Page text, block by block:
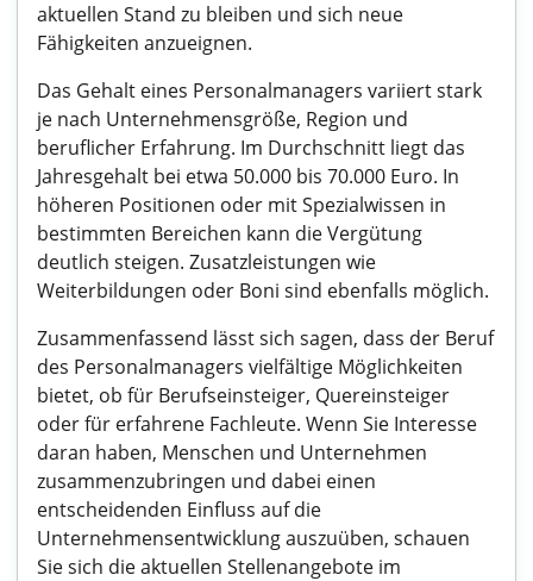
aktuellen Stand zu bleiben und sich neue
Fähigkeiten anzueignen.
Das Gehalt eines Personalmanagers variiert stark
je nach Unternehmensgröße, Region und
beruflicher Erfahrung. Im Durchschnitt liegt das
Jahresgehalt bei etwa 50.000 bis 70.000 Euro. In
höheren Positionen oder mit Spezialwissen in
bestimmten Bereichen kann die Vergütung
deutlich steigen. Zusatzleistungen wie
Weiterbildungen oder Boni sind ebenfalls möglich.
Zusammenfassend lässt sich sagen, dass der Beruf
des Personalmanagers vielfältige Möglichkeiten
bietet, ob für Berufseinsteiger, Quereinsteiger
oder für erfahrene Fachleute. Wenn Sie Interesse
daran haben, Menschen und Unternehmen
zusammenzubringen und dabei einen
entscheidenden Einfluss auf die
Unternehmensentwicklung auszuüben, schauen
Sie sich die aktuellen Stellenangebote im